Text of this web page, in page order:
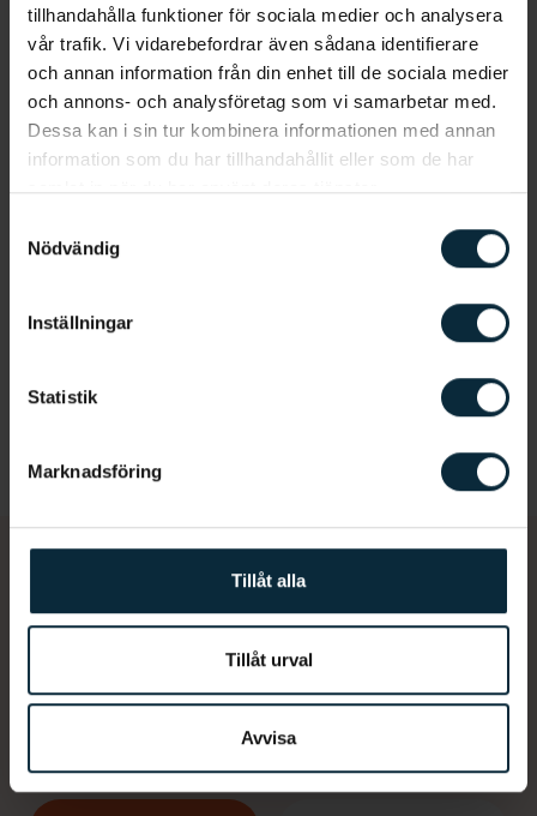
tillhandahålla funktioner för sociala medier och analysera
vår trafik. Vi vidarebefordrar även sådana identifierare
och annan information från din enhet till de sociala medier
och annons- och analysföretag som vi samarbetar med.
Dessa kan i sin tur kombinera informationen med annan
information som du har tillhandahållit eller som de har
samlat in när du har använt deras tjänster.
Nödvändig
Inställningar
Statistik
Marknadsföring
Tillåt alla
Tillåt urval
Avvisa
Mer om tandvårdsrädsla
Tandvårdsrädsla Lasertandvård
Fördelar med lasertandvård
Hur kan vi hjälpa dig?
dumma frågor. Vi finns här 365 dagar om det är
något. Du når oss som vanligt på 010-188 00 00.